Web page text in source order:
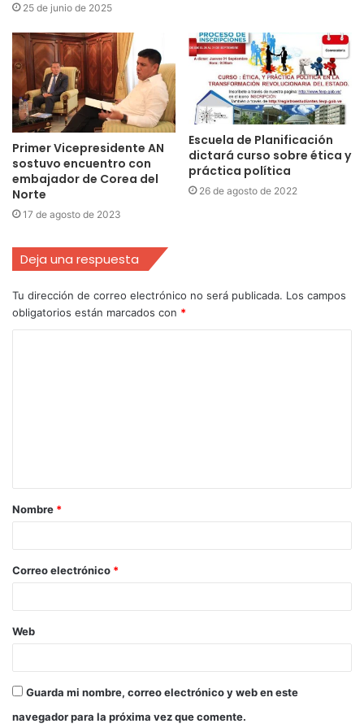
25 de junio de 2025
Primer Vicepresidente AN
sostuvo encuentro con
embajador de Corea del
Norte
17 de agosto de 2023
Escuela de Planificación
dictará curso sobre ética y
práctica política
26 de agosto de 2022
Deja una respuesta
Tu dirección de correo electrónico no será publicada. Los campos
obligatorios están marcados con *
Nombre *
Correo electrónico *
Web
Guarda mi nombre, correo electrónico y web en este
navegador para la próxima vez que comente.